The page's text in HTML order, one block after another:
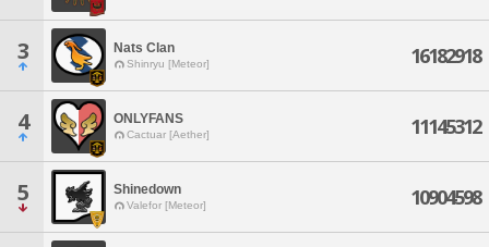
3 Nats Clan
Shinryu [Meteor] 16182918
4 ONLYFANS
Cactuar [Aether] 11145312
5 Shinedown
Valefor [Meteor] 10904598